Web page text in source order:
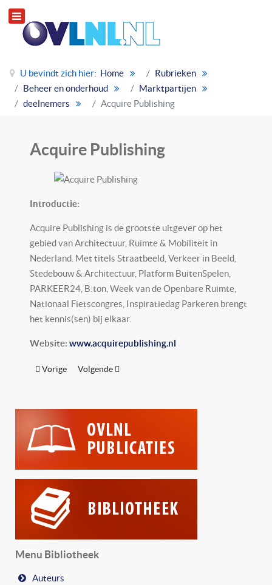
U bevindt zich hier: Home
Rubrieken
Beheer en onderhoud
Marktpartijen
deelnemers
Acquire Publishing
Acquire Publishing
Introductie:
Acquire Publishing is de grootste uitgever op het
gebied van Architectuur, Ruimte & Mobiliteit in
Nederland. Met titels Straatbeeld, Verkeer in Beeld,
Stedebouw & Architectuur, Platform BuitenSpelen,
PARKEER24, B:ton, Week van de Openbare Ruimte,
Nationaal Fietscongres, Inspiratiedag Parkeren brengt
het kennis(sen) bij elkaar.
Website: www.acquirepublishing.nl
Vorig artikel: TKF
Vorige Volgende artikel: Atelier LEK
Volgende
Menu Bibliotheek
Auteurs